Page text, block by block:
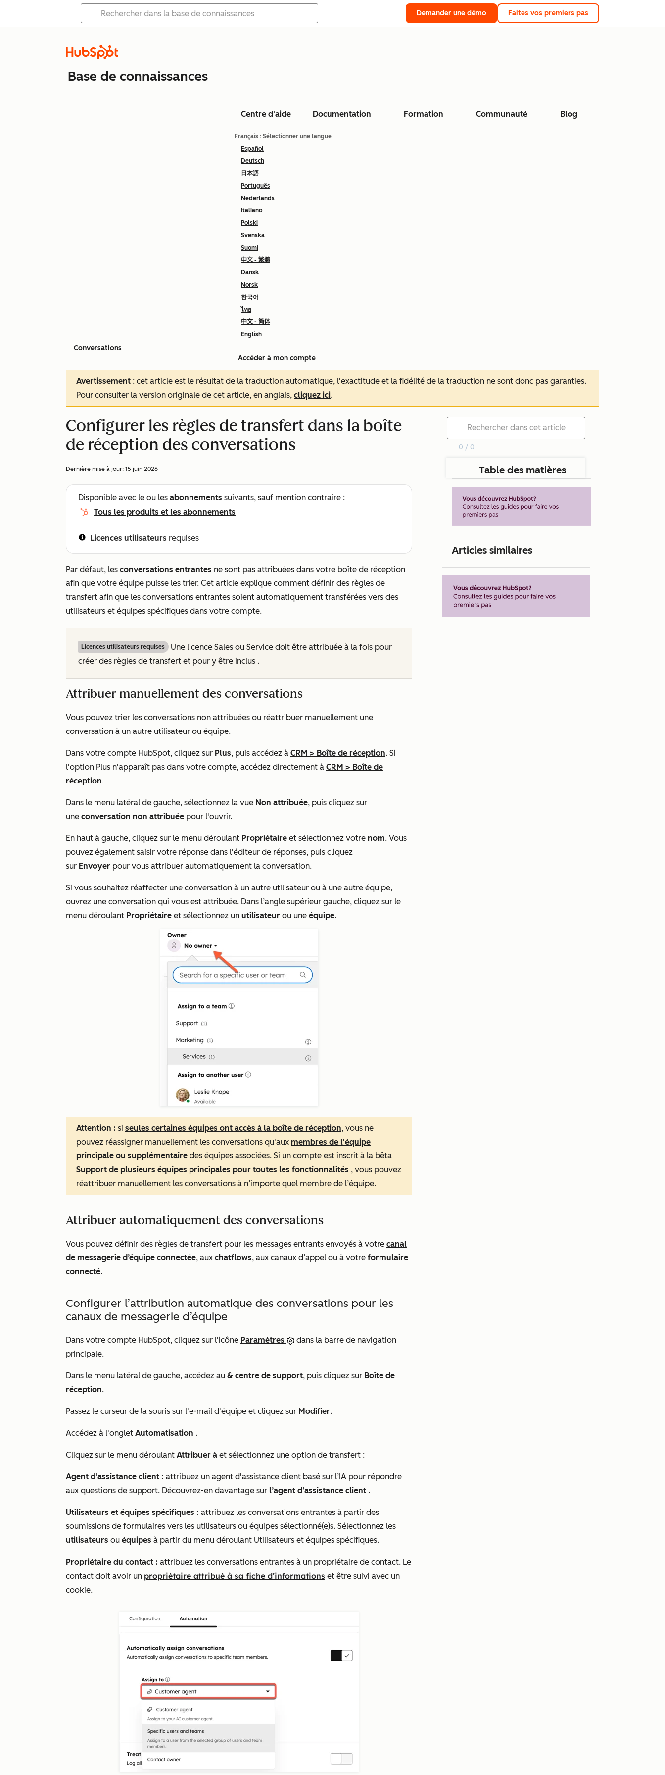
Demander une démo Faites vos premiers pas
Base de connaissances
Centre d'aide Documentation Formation Communauté Blog
Français : Sélectionner une langue
Español
Deutsch
日本語
Português
Nederlands
Italiano
Polski
Svenska
Suomi
中文 - 繁體
Dansk
Norsk
한국어
ไทย
中文 - 简体
English
Accéder à mon compte
Conversations
Avertissement : cet article est le résultat de la traduction automatique, l'exactitude et la fidélité de la traduction ne sont donc pas garanties.
Pour consulter la version originale de cet article, en anglais, cliquez ici.
Configurer les règles de transfert dans la boîte
de réception des conversations
Dernière mise à jour: 15 juin 2026
Disponible avec le ou les abonnements suivants, sauf mention contraire :
Tous les produits et les abonnements
Licences utilisateurs requises
Par défaut, les conversations entrantes ne sont pas attribuées dans votre boîte de réception
afin que votre équipe puisse les trier. Cet article explique comment définir des règles de
transfert afin que les conversations entrantes soient automatiquement transférées vers des
utilisateurs et équipes spécifiques dans votre compte.
Licences utilisateurs requises
Une licence Sales ou Service doit être attribuée à la fois pour
créer des règles de transfert et pour y être inclus .
Attribuer manuellement des conversations
Vous pouvez trier les conversations non attribuées ou réattribuer manuellement une
conversation à un autre utilisateur ou équipe.
Dans votre compte HubSpot, cliquez sur Plus, puis accédez à CRM > Boîte de réception. Si
l'option Plus n'apparaît pas dans votre compte, accédez directement à CRM > Boîte de
réception.
Dans le menu latéral de gauche, sélectionnez la vue Non attribuée, puis cliquez sur
une conversation non attribuée pour l'ouvrir.
En haut à gauche, cliquez sur le menu déroulant Propriétaire et sélectionnez votre nom. Vous
pouvez également saisir votre réponse dans l'éditeur de réponses, puis cliquez
sur Envoyer pour vous attribuer automatiquement la conversation.
Si vous souhaitez réaffecter une conversation à un autre utilisateur ou à une autre équipe,
ouvrez une conversation qui vous est attribuée. Dans l’angle supérieur gauche, cliquez sur le
menu déroulant Propriétaire et sélectionnez un utilisateur ou une équipe.
Attention : si seules certaines équipes ont accès à la boîte de réception, vous ne
pouvez réassigner manuellement les conversations qu'aux membres de l'équipe
principale ou supplémentaire des équipes associées. Si un compte est inscrit à la bêta
Support de plusieurs équipes principales pour toutes les fonctionnalités , vous pouvez
réattribuer manuellement les conversations à n’importe quel membre de l’équipe.
Attribuer automatiquement des conversations
Vous pouvez définir des règles de transfert pour les messages entrants envoyés à votre canal
de messagerie d’équipe connectée, aux chatflows, aux canaux d’appel ou à votre formulaire
connecté.
Configurer l’attribution automatique des conversations pour les
canaux de messagerie d’équipe
Dans votre compte HubSpot, cliquez sur l'icône Paramètres
dans la barre de navigation
principale.
Dans le menu latéral de gauche, accédez au & centre de support, puis cliquez sur Boîte de
réception.
Passez le curseur de la souris sur l'e-mail d'équipe et cliquez sur Modifier.
Accédez à l'onglet Automatisation .
Cliquez sur le menu déroulant Attribuer à et sélectionnez une option de transfert :
Agent d'assistance client : attribuez un agent d'assistance client basé sur l’IA pour répondre
aux questions de support. Découvrez-en davantage sur l’agent d’assistance client .
Utilisateurs et équipes spécifiques : attribuez les conversations entrantes à partir des
soumissions de formulaires vers les utilisateurs ou équipes sélectionné(e)s. Sélectionnez les
utilisateurs ou équipes à partir du menu déroulant Utilisateurs et équipes spécifiques.
Propriétaire du contact : attribuez les conversations entrantes à un propriétaire de contact. Le
contact doit avoir un propriétaire attribué à sa fiche d’informations et être suivi avec un
cookie.
0 / 0
Table des matières
Articles similaires